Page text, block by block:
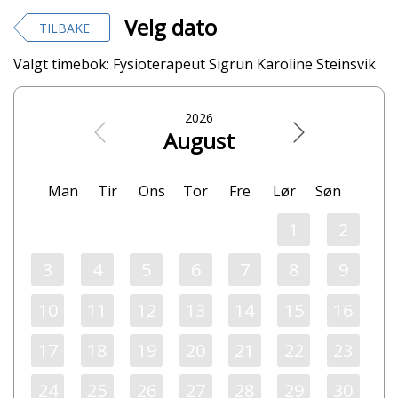
TILBAKE Velg dato
Valgt timebok: Fysioterapeut Sigrun Karoline Steinsvik
2026
August
Man Tir Ons Tor Fre Lør Søn
1
2
3
4 5 6 7 8
9
10
11 12 13 14 15
16
17
18 19 20 21 22
23
24
25 26 27 28 29 30